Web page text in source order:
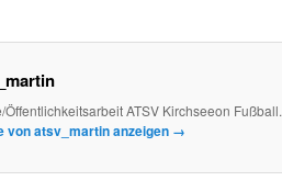
Öffentlichkeitsarbeit ATSV Kirchseeon Fußball.
von atsv_martin anzeigen →